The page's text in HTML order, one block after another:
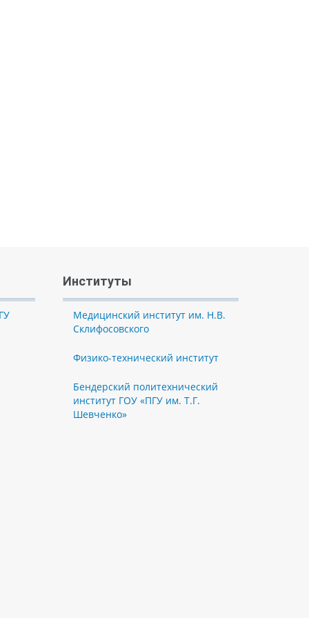
Институты
Медицинский институт им. Н.В.
Склифосовского
Физико-технический институт
Бендерский политехнический
институт ГОУ «ПГУ им. Т.Г.
Шевченко»